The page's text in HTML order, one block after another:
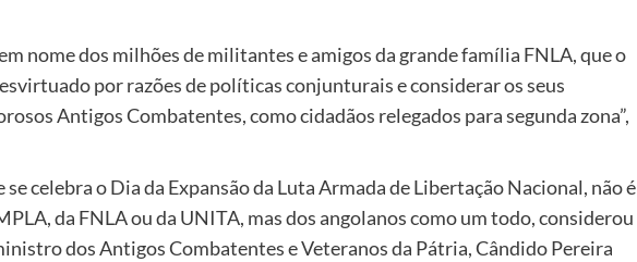
nome dos milhões de militantes e amigos da grande família FNLA, que o
por razões de políticas conjunturais e considerar os seus
Antigos Combatentes, como cidadãos relegados para segunda zona”,
celebra o Dia da Expansão da Luta Armada de Libertação Nacional, não é
da FNLA ou da UNITA, mas dos angolanos como um todo, considerou
dos Antigos Combatentes e Veteranos da Pátria, Cândido Pereira